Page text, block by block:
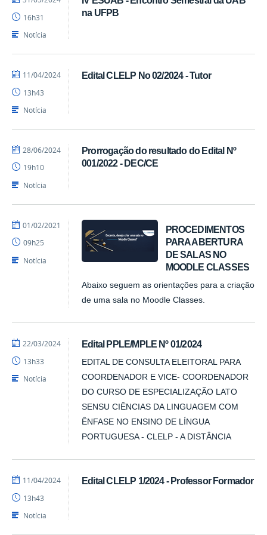
na UFPB
-
SEAD
16h31
Notícia
Edital CLELP No 02/2024 - Tutor
por
-
SEAD
publicado
11/04/2024
13h43
Notícia
Prorrogação do resultado do Edital Nº
001/2022 - DEC/CE
por
-
SEAD
publicado
28/06/2024
19h10
Notícia
PROCEDIMENTOS
PARA ABERTURA
DE SALAS NO
MOODLE CLASSES
Abaixo seguem as orientações para a criação
de uma sala no Moodle Classes.
por
publicado
01/02/2021
09h25
Notícia
Edital PPLE/MPLE Nº 01/2024
EDITAL DE CONSULTA ELEITORAL PARA
COORDENADOR E VICE- COORDENADOR
DO CURSO DE ESPECIALIZAÇÃO LATO
SENSU CIÊNCIAS DA LINGUAGEM COM
ÊNFASE NO ENSINO DE LÍNGUA
PORTUGUESA - CLELP - A DISTÂNCIA
por
-
SEAD
publicado
22/03/2024
13h33
Notícia
Edital CLELP 1/2024 - Professor Formador
por
-
SEAD
publicado
11/04/2024
13h43
Notícia